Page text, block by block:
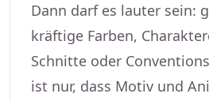
Dann darf es lauter sein:
kräftige Farben,
Schnitte oder
ist nur, dass Motiv und